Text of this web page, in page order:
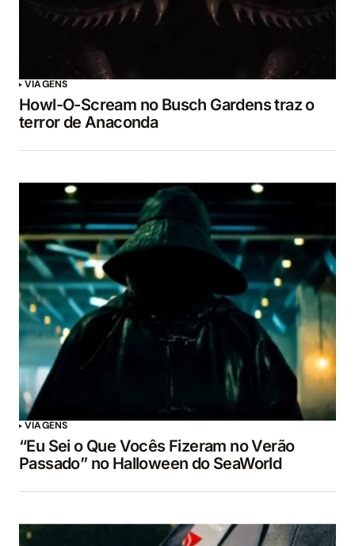
VIAGENS
Howl-O-Scream no Busch Gardens traz o
terror de Anaconda
VIAGENS
“Eu Sei o Que Vocês Fizeram no Verão
Passado” no Halloween do SeaWorld